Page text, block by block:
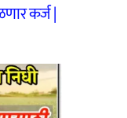
कर्ज |